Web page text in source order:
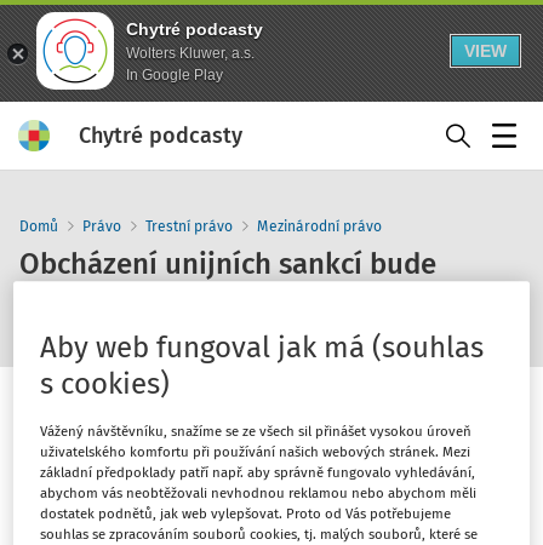
Chytré podcasty
Wolters Kluwer, a.s.
In Google Play
VIEW
Chytré podcasty
Domů Právo Trestní právo Mezinárodní právo
Obcházení unijních sankcí bude
10 30 1x
Aby web fungoval jak má (souhlas
s cookies)
Vážený návštěvníku, snažíme se ze všech sil přinášet vysokou úroveň
uživatelského komfortu při používání našich webových stránek. Mezi
základní předpoklady patří např. aby správně fungovalo vyhledávání,
abychom vás neobtěžovali nevhodnou reklamou nebo abychom měli
dostatek podnětů, jak web vylepšovat. Proto od Vás potřebujeme
souhlas se zpracováním souborů cookies, tj. malých souborů, které se